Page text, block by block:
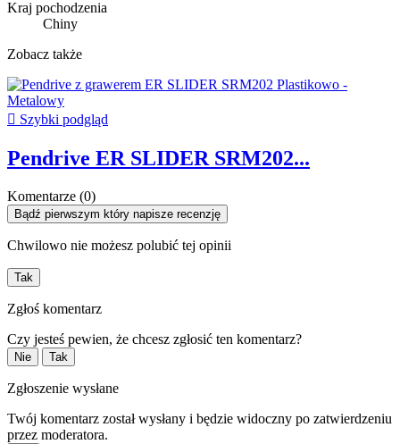
Kraj pochodzenia
Chiny
Zobacz także
 Szybki podgląd
Pendrive ER SLIDER SRM202...
Komentarze (0)
Bądź pierwszym który napisze recenzję
Chwilowo nie możesz polubić tej opinii
Tak
Zgłoś komentarz
Czy jesteś pewien, że chcesz zgłosić ten komentarz?
Nie Tak
Zgłoszenie wysłane
Twój komentarz został wysłany i będzie widoczny po zatwierdzeniu
przez moderatora.